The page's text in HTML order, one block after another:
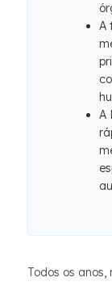
A
A
Todos os anos,